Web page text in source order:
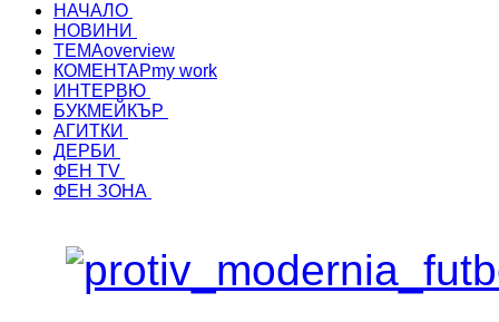
НАЧАЛО
НОВИНИ
ТЕМАoverview
КОМЕНТАРmy work
ИНТЕРВЮ
БУКМЕЙКЪР
АГИТКИ
ДЕРБИ
ФЕН TV
ФЕН ЗОНА